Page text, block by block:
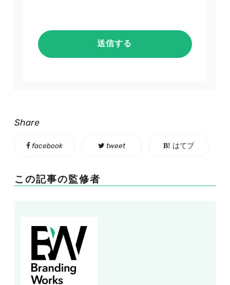
Share
facebook tweet はてブ
この記事の監修者